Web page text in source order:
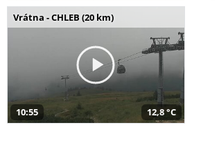
Vrátna - CHLEB (20 km)
10:55 12,8 °C